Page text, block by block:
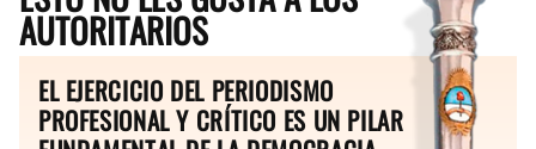
AUTORITARIOS
EL EJERCICIO DEL PERIODISMO
PROFESIONAL Y CRÍTICO ES UN PILAR